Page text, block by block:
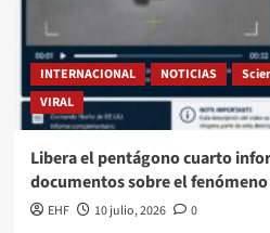
INTERNACIONAL NOTICIAS
VIRAL
Libera el pentágono cuarto
documentos sobre el fenómeno
EHF 10 julio, 2026 0